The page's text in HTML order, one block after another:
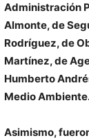
Administración
Almonte, de
Rodríguez, de
Martínez, de
Humberto
Medio
Asimismo,